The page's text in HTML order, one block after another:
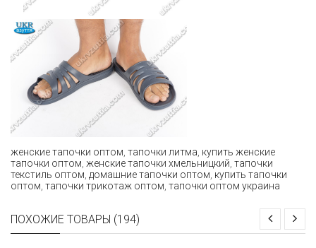
женские тапочки оптом тапочки литма купить женские
тапочки оптом женские тапочки хмельницкий тапочки
текстиль оптом домашние тапочки оптом купить тапочки
оптом тапочки трикотаж оптом тапочки оптом украина
ПОХОЖИЕ ТОВАРЫ (194)